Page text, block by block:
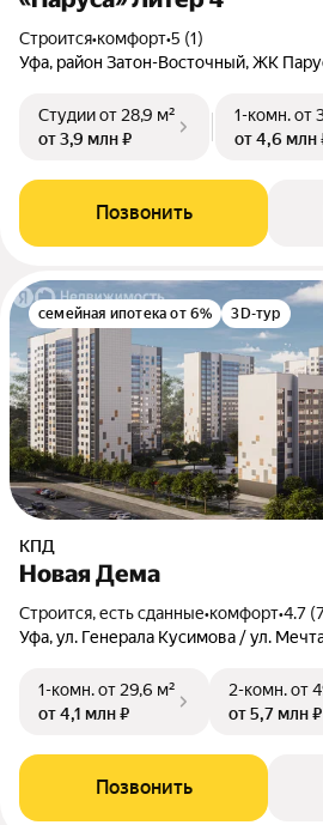
Строится•комфорт•5 (1)
Уфа, район Затон-Восточный, ЖК
Студииот 28,9 м²
от 3,9 млн ₽
1-комн.от
от 4,6 млн
Позвонить
семейная ипотека от 6% 3D-тур
КПД
Новая Дема
Строится, есть сданные•комфорт•4.7
Уфа, ул. Генерала Кусимова / ул.
1-комн.от 29,6 м²
от 4,1 млн ₽
2-комн.от
от 5,7 млн ₽
Позвонить